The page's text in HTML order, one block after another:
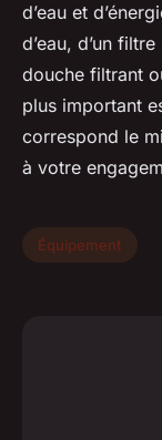
d’eau et
d’eau, d’un
douche filtrant
plus important
correspond le
à votre
Équipement